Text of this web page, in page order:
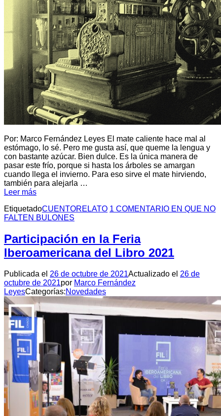
Por: Marco Fernández Leyes El mate caliente hace mal al
estómago, lo sé. Pero me gusta así, que queme la lengua y
con bastante azúcar. Bien dulce. Es la única manera de
pasar este frío, porque si hasta los árboles se amargan
cuando llega el invierno. Para eso sirve el mate hirviendo,
también para alejarla …
Leer más
EtiquetadoCUENTORELATO 1 COMENTARIO EN QUE NO
FALTEN BULONES
Participación en la Feria
Iberoamericana del Libro 2021
Publicada el 26 de octubre de 2021Actualizado el 26 de
octubre de 2021por Marco Fernández
LeyesCategorías:Novedades